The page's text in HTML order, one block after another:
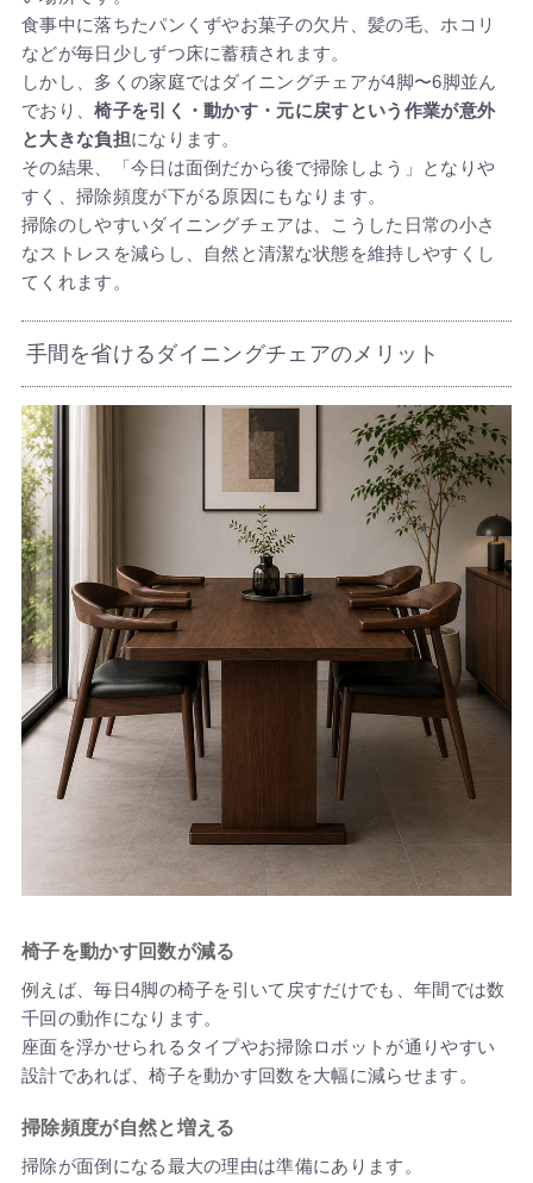
食事中に落ちたパンくずやお菓子の欠片、髪の毛、ホコリ
などが毎日少しずつ床に蓄積されます。
しかし、多くの家庭ではダイニングチェアが4脚〜6脚並ん
でおり、椅子を引く・動かす・元に戻すという作業が意外
と大きな負担になります。
その結果、「今日は面倒だから後で掃除しよう」となりや
すく、掃除頻度が下がる原因にもなります。
掃除のしやすいダイニングチェアは、こうした日常の小さ
なストレスを減らし、自然と清潔な状態を維持しやすくし
てくれます。
手間を省けるダイニングチェアのメリット
椅子を動かす回数が減る
例えば、毎日4脚の椅子を引いて戻すだけでも、年間では数
千回の動作になります。
座面を浮かせられるタイプやお掃除ロボットが通りやすい
設計であれば、椅子を動かす回数を大幅に減らせます。
掃除頻度が自然と増える
掃除が面倒になる最大の理由は準備にあります。